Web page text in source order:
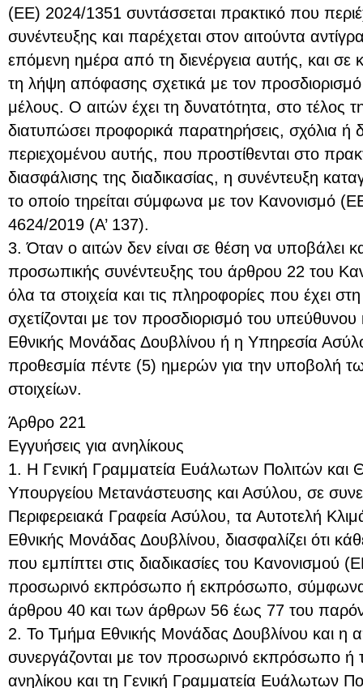
(ΕΕ) 2024/1351 συντάσσεται πρακτικό που
συνέντευξης και παρέχεται στον αιτούντα
επόμενη ημέρα από τη διενέργεια αυτής, και
τη λήψη απόφασης σχετικά με τον
μέλους. Ο αιτών έχει τη δυνατότητα, στο τέλος
διατυπώσει προφορικά παρατηρήσεις, σχόλια ή
περιεχομένου αυτής, που προστίθενται στο
διασφάλισης της διαδικασίας, η συνέντευξη
το οποίο τηρείται σύμφωνα με τον Κανονισμό
4624/2019 (Α’ 137).
3. Όταν ο αιτών δεν είναι σε θέση να υποβάλει
προσωπικής συνέντευξης του άρθρου 22 του
όλα τα στοιχεία και τις πληροφορίες που έχει
σχετίζονται με τον προσδιορισμό του
Εθνικής Μονάδας Δουβλίνου ή η Υπηρεσία
προθεσμία πέντε (5) ημερών για την υποβολή
στοιχείων.
Άρθρο 221
Εγγυήσεις για ανηλίκους
1. Η Γενική Γραμματεία Ευάλωτων Πολιτών και
Υπουργείου Μετανάστευσης και Ασύλου, σε
Περιφερειακά Γραφεία Ασύλου, τα Αυτοτελή
Εθνικής Μονάδας Δουβλίνου, διασφαλίζει ότι
που εμπίπτει στις διαδικασίες του Κανονισμού
προσωρινό εκπρόσωπο ή εκπρόσωπο, σύμφωνα
άρθρου 40 και των άρθρων 56 έως 77 του
2. Το Τμήμα Εθνικής Μονάδας Δουβλίνου και η
συνεργάζονται με τον προσωρινό εκπρόσωπο
ανηλίκου και τη Γενική Γραμματεία Ευάλωτων